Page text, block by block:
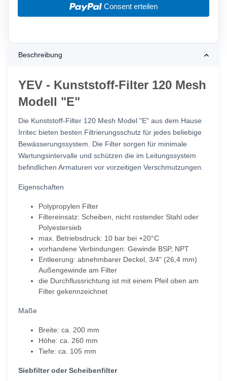
Consent erteilen
Beschreibung
YEV - Kunststoff-Filter 120 Mesh
Modell "E"
Die Kunststoff-Filter 120 Mesh Model "E" aus dem Hause
Irritec bieten besten Filtrierungsschutz für jedes beliebige
Bewässerungssystem. Die Filter sorgen für minimale
Wartungsintervalle und schützen die im Leitungssystem
befindlichen Armaturen vor vorzeitigen Verschmutzungen.
Eigenschaften
Polypropylen Filter
Filtereinsatz: Scheiben, nicht rostender Stahl oder
Polyestersieb
max. Betriebsdruck: 10 bar bei +20°C
vorhandene Verbindungen: Gewinde BSP, NPT
Entleerung: abnehmbarer Deckel, 3/4" (26,4 mm)
Außengewinde am Filter
die Durchflussrichtung ist mit einem Pfeil oben am
Filter gekennzeichnet
Maße
Breite: ca. 200 mm
Höhe: ca. 260 mm
Tiefe: ca. 105 mm
Siebfilter oder Scheibenfilter